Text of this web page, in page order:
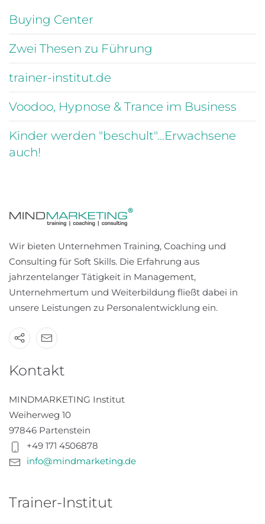
Buying Center
Zwei Thesen zu Führung
trainer-institut.de
Voodoo, Hypnose & Trance im Business
Kinder werden "beschult"...Erwachsene
auch!
Wir bieten Unternehmen Training, Coaching und
Consulting für Soft Skills. Die Erfahrung aus
jahrzentelanger Tätigkeit in Management,
Unternehmertum und Weiterbildung fließt dabei in
unsere Leistungen zu Personalentwicklung ein.
Kontakt
MINDMARKETING Institut
Weiherweg 10
97846 Partenstein
+49 171 4506878
info@mindmarketing.de
Trainer-Institut